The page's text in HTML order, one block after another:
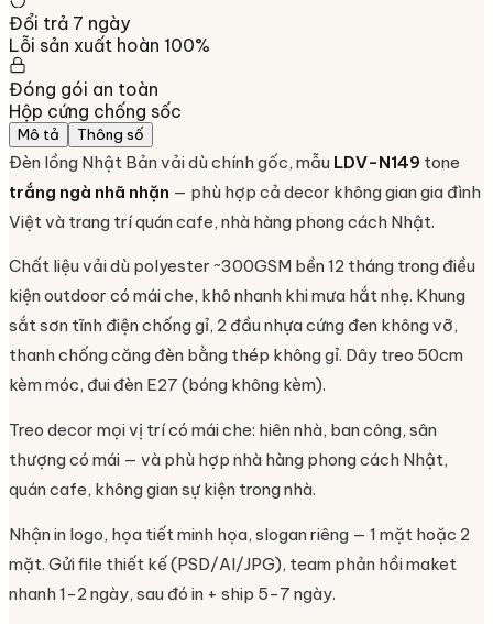
Đổi trả 7 ngày
Lỗi sản xuất hoàn 100%
Đóng gói an toàn
Hộp cứng chống sốc
Mô tả Thông số
Đèn lồng Nhật Bản vải dù chính gốc, mẫu LDV-N149 tone
trắng ngà nhã nhặn — phù hợp cả decor không gian gia đình
Việt và trang trí quán cafe, nhà hàng phong cách Nhật.
Chất liệu vải dù polyester ~300GSM bền 12 tháng trong điều
kiện outdoor có mái che, khô nhanh khi mưa hắt nhẹ. Khung
sắt sơn tĩnh điện chống gỉ, 2 đầu nhựa cứng đen không vỡ,
thanh chống căng đèn bằng thép không gỉ. Dây treo 50cm
kèm móc, đui đèn E27 (bóng không kèm).
Treo decor mọi vị trí có mái che: hiên nhà, ban công, sân
thượng có mái — và phù hợp nhà hàng phong cách Nhật,
quán cafe, không gian sự kiện trong nhà.
Nhận in logo, họa tiết minh họa, slogan riêng — 1 mặt hoặc 2
mặt. Gửi file thiết kế (PSD/AI/JPG), team phản hồi maket
nhanh 1-2 ngày, sau đó in + ship 5-7 ngày.